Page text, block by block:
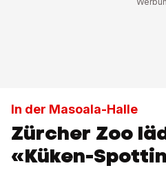
In der Masoala-Halle
Zürcher Zoo
«Küken-